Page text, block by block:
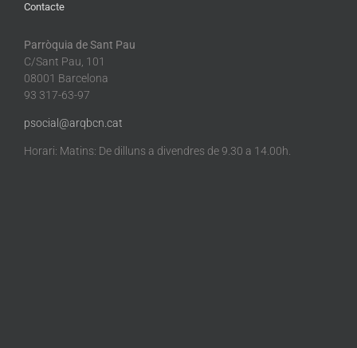
Contacte
Parròquia de Sant Pau
C/Sant Pau, 101
08001 Barcelona
93 317-63-97
psocial@arqbcn.cat
Horari: Matins: De dilluns a divendres de 9.30 a 14.00h.